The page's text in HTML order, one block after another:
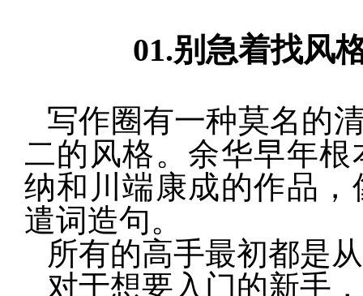
01.别急着找风
写作圈有一种莫名的
二的风格。余华早年
纳和川端康成的作品
遣词造句。
所有的高手最初都是
对于想要入门的新手